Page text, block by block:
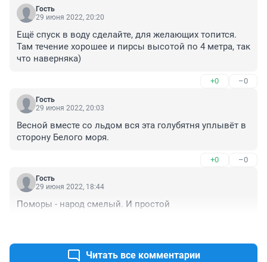
Гость
29 июня 2022, 20:20
Ещё спуск в воду сделайте, для желающих топится.
Там течение хорошее и пирсы высотой по 4 метра, так
что наверняка)
+0 –0
Гость
29 июня 2022, 20:03
Весной вместе со льдом вся эта голубятня уплывёт в
сторону Белого моря.
+0 –0
Гость
29 июня 2022, 18:44
Поморы - народ смелый. И простой
Читать все комментарии